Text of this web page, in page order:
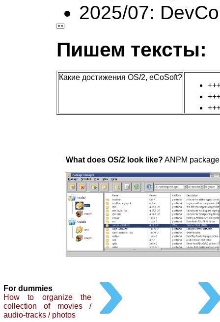
2025/07:
Пишем тексты:
Какие достижения OS/2, eCoSoft?
What does OS/2 look like? ANPM
For dummies
How to organize the
collection of movies /
audio-tracks / photos